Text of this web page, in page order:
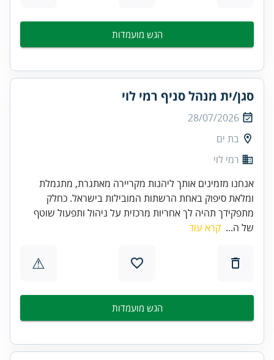
הגש מועמדות
סגן/ית מנהל סניף רמי לוי
28/07/2026
בת ים
רמי לוי
אנחנו מזמינים אותך ליהנות מקריירה מאתגרת, מתגמלת
ומלאת סיפוק באחת הרשתות המובילות בישראל. כחלק
מתפקידך תהיה לך אחריות מרכזית על ניהול ותפעול שוטף
של ה... קרא עוד
⚠
הגש מועמדות